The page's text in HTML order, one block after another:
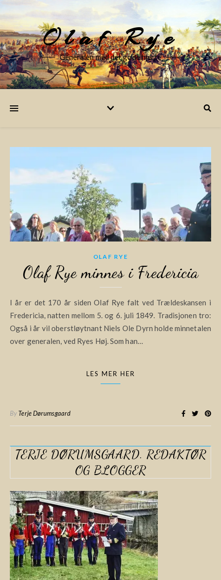
Olaf Rye
Generalen med det gode hjerte
OLAF RYE
Olaf Rye minnes i Fredericia
I år er det 170 år siden Olaf Rye falt ved Trældeskansen i
Fredericia, natten mellom 5. og 6. juli 1849. Tradisjonen tro:
Også i år vil oberstløytnant Niels Ole Dyrn holde minnetalen
over generalen, ved Ryes Høj. Som han…
LES MER HER
ByTerje Dørumsgaard
TERJE DØRUMSGAARD. REDAKTØR
OG BLOGGER